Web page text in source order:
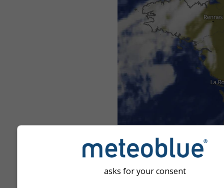
asks for your consent